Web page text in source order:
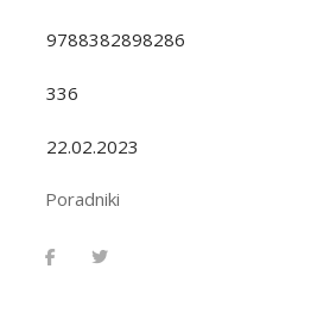
9788382898286
336
22.02.2023
Poradniki